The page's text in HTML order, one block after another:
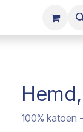
100% katoen